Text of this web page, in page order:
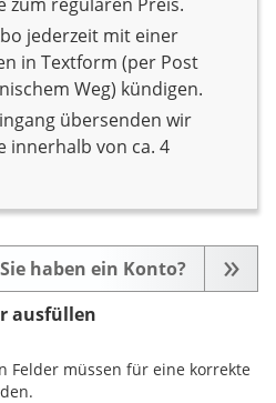
jederzeit mit einer
in Textform (per Post
Weg) kündigen.
übersenden wir
innerhalb von ca. 4
ausfüllen
Sie haben ein Konto?
Felder müssen für eine korrekte